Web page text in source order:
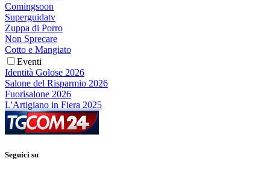
Comingsoon
Superguidatv
Zuppa di Porro
Non Sprecare
Cotto e Mangiato
Eventi
Identità Golose 2026
Salone del Risparmio 2026
Fuorisalone 2026
L'Artigiano in Fiera 2025
Seguici su